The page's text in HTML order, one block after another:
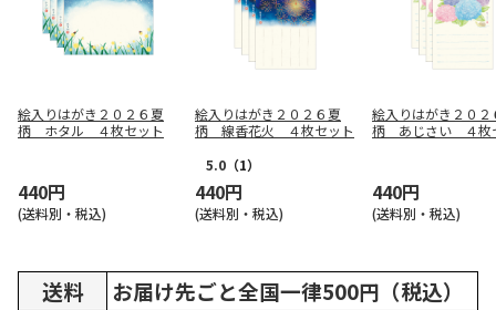
絵入りはがき２０２６夏
柄 ホタル ４枚セット
440円
(送料別・税込)
絵入りはがき２０２６夏
柄 線香花火 ４枚セット
5.0 （1）
440円
(送料別・税込)
絵入りはがき２０２
柄 あじさい ４枚
440円
(送料別・税込)
送料
お届け先ごと全国一律500円（税込）